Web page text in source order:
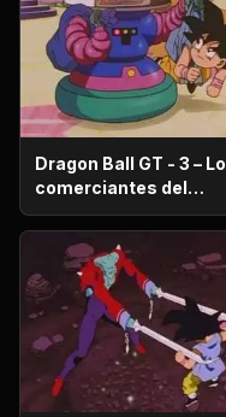
Dragon Ball GT - 3 –
comerciantes del
planeta Imega